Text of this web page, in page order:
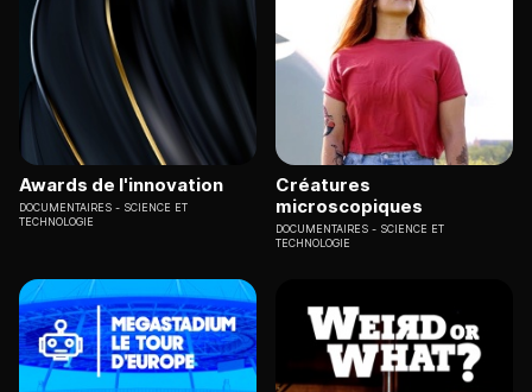
Awards de l'innovation
DOCUMENTAIRES
SCIENCE ET
TECHNOLOGIE
Créatures
microscopiques
DOCUMENTAIRES
SCIENCE ET
TECHNOLOGIE